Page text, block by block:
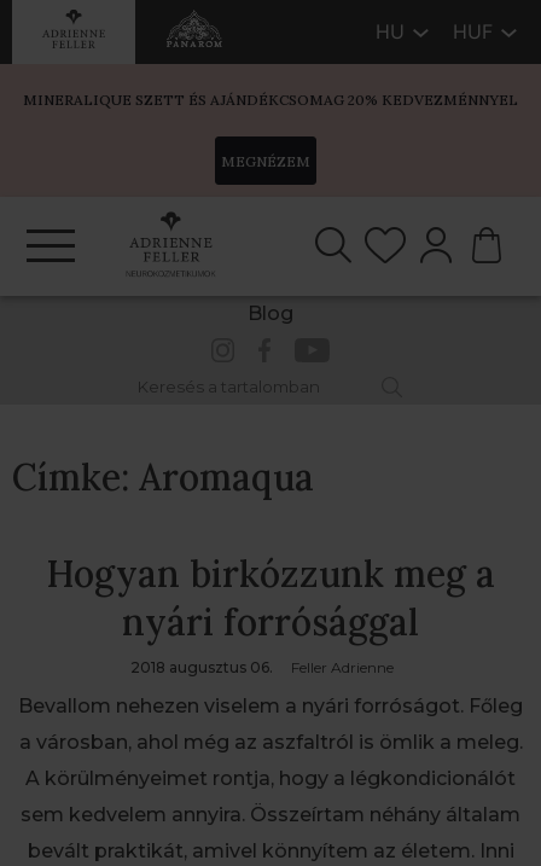
HU HUF
MINERALIQUE SZETT ÉS AJÁNDÉKCSOMAG 20% KEDVEZMÉNNYEL
MEGNÉZEM
Blog
Címke: Aromaqua
Hogyan birkózzunk meg a
nyári forrósággal
2018 augusztus 06. Feller Adrienne
Bevallom nehezen viselem a nyári forróságot. Főleg
a városban, ahol még az aszfaltról is ömlik a meleg.
A körülményeimet rontja, hogy a légkondicionálót
sem kedvelem annyira. Összeírtam néhány általam
bevált praktikát, amivel könnyítem az életem. Inni